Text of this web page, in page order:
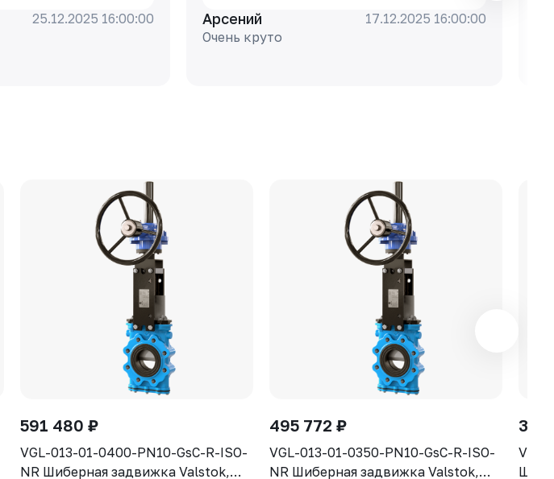
EPDM, Tmax=110°C Ф/
25.12.2025 16:00:00
(GGG40), клапан -
Арсений
17.12.2025 16:00:00
Очень круто
591 480 ₽
VGL-013-01-0400-PN10-GsC-R-ISO-
NR Шиберная задвижка Valstok,
495 772 ₽
VGL-013-01-0350-PN10-GsC-R-ISO-
NR Шиберная задвижка Valstok,
300
VGL-